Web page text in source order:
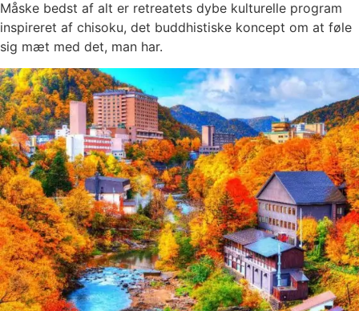
Måske bedst af alt er retreatets dybe kulturelle program
inspireret af chisoku, det buddhistiske koncept om at føle
sig mæt med det, man har.